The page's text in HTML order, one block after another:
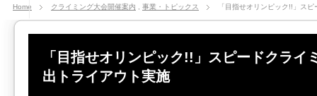
Home クライミング大会開催案内 事業・トピックス 「目指せオリンピック!!」ス
「目指せオリンピック!!」スピードクライ
出トライアウト実施